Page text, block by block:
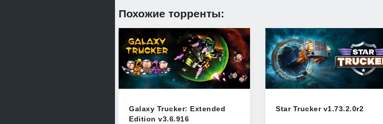
Похожие торренты:
Galaxy Trucker: Extended
Edition v3.6.916
Star Trucker v1.73.2.0r2